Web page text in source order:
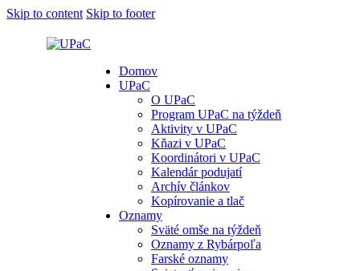
Skip to content Skip to footer
Domov
UPaC
O UPaC
Program UPaC na týždeň
Aktivity v UPaC
Kňazi v UPaC
Koordinátori v UPaC
Kalendár podujatí
Archív článkov
Kopírovanie a tlač
Oznamy
Sväté omše na týždeň
Oznamy z Rybárpoľa
Farské oznamy